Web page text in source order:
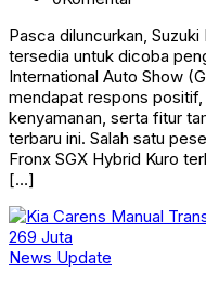
Pasca diluncurkan,
tersedia untuk dicoba
International Auto Show
mendapat respons positif,
kenyamanan, serta fitur
terbaru ini. Salah satu
Fronx SGX Hybrid Kuro
[…]
News Update